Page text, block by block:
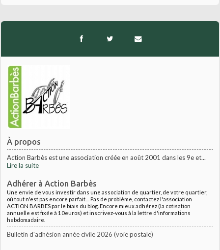
À propos
Action Barbès est une association créée en août 2001 dans les 9e et...
Lire la suite
Adhérer à Action Barbès
Une envie de vous investir dans une association de quartier, de votre quartier,
où tout n'est pas encore parfait.... Pas de problème, contactez l'association
ACTION BARBES par le biais du blog. Encore mieux adhérez (la cotisation
annuelle est fixée à 10euros) et inscrivez-vous à la lettre d'informations
hebdomadaire.
Bulletin d'adhésion année civile 2026 (voie postale)